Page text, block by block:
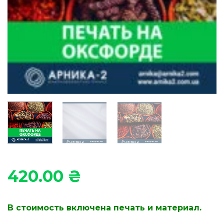
420.00 ₴
В стоимость включена печать и материал.